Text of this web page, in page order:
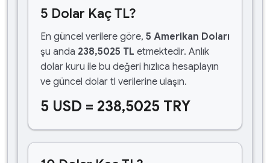
5 Dolar Kaç TL?
En güncel verilere göre, 5 Amerikan Doları
şu anda 238,5025 TL etmektedir. Anlık
dolar kuru ile bu değeri hızlıca hesaplayın
ve güncel dolar tl verilerine ulaşın.
5 USD = 238,5025 TRY